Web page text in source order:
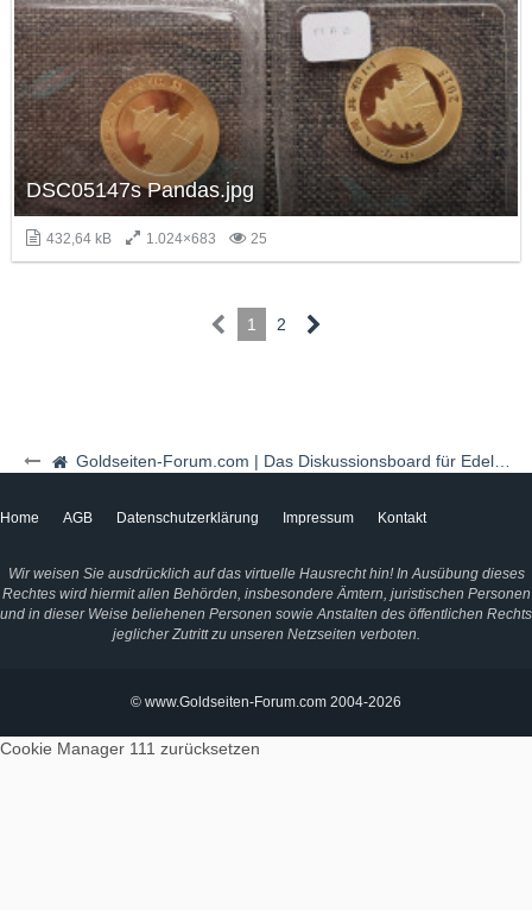
Goldseiten-Forum.com | Das Diskussionsboard für Edelmetalle & Rohstoffe
DSC05147s Pandas.jpg
432,64 kB 1.024×683 25
1 2
Home AGB Datenschutzerklärung Impressum Kontakt
Wir weisen Sie ausdrücklich auf das virtuelle Hausrecht hin! In Ausübung dieses
Rechtes wird hiermit allen Behörden, insbesondere Ämtern, juristischen Personen
und in dieser Weise beliehenen Personen sowie Anstalten des öffentlichen Rechts
jeglicher Zutritt zu unseren Netzseiten verboten.
© www.Goldseiten-Forum.com 2004-2026
Cookie Manager 111 zurücksetzen